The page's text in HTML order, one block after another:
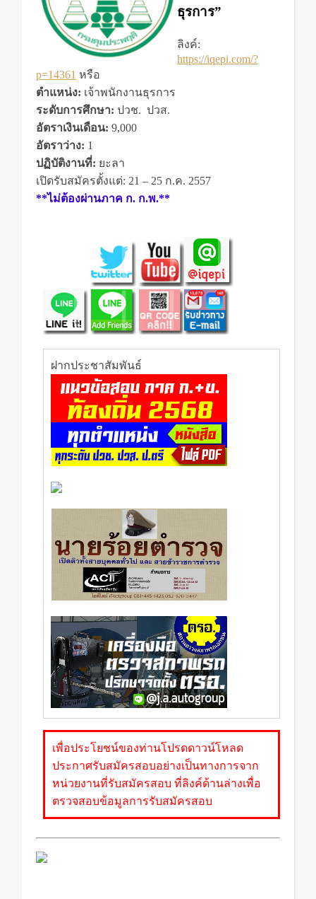
ธุรการ”
ลิงค์:
https://iqepi.com/?
p=14361 หรือ
ตำแหน่ง: เจ้าพนักงานธุรการ
ระดับการศึกษา: ปวช. ปวส.
อัตราเงินเดือน: 9,000
อัตราว่าง: 1
ปฏิบัติงานที่: ยะลา
เปิดรับสมัครตั้งแต่: 21 – 25 ก.ค. 2557
**ไม่ต้องผ่านภาค ก. ก.พ.**
ฝากประชาสัมพันธ์
เพื่อประโยชน์ของท่านโปรดดาวน์โหลด
ประกาศรับสมัครสอบอย่างเป็นทางการจาก
หน่วยงานที่รับสมัครสอบ ที่ลิงค์ด้านล่างเพื่อ
ตรวจสอบข้อมูลการรับสมัครสอบ